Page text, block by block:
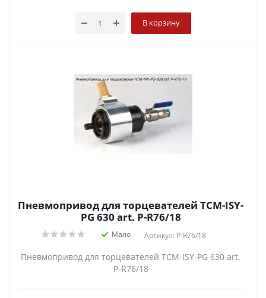
В корзину
Пневмопривод для торцевателей TCM-ISY-
PG 630 art. P-R76/18
Мало Артикул: P-R76/18
Пневмопривод для торцевателей TCM-ISY-PG 630 art.
P-R76/18